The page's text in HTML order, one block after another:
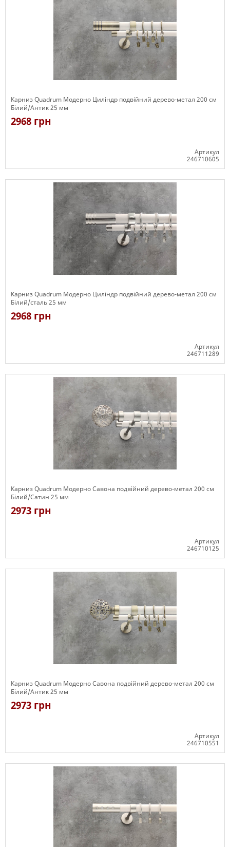
Карниз Quadrum Модерно Циліндр подвійний дерево-метал 200 см
Білий/Антик 25 мм
2968 грн
Артикул
246710605
Карниз Quadrum Модерно Циліндр подвійний дерево-метал 200 см
Білий/сталь 25 мм
2968 грн
Артикул
246711289
Карниз Quadrum Модерно Савона подвійний дерево-метал 200 см
Білий/Сатин 25 мм
2973 грн
Артикул
246710125
Карниз Quadrum Модерно Савона подвійний дерево-метал 200 см
Білий/Антик 25 мм
2973 грн
Артикул
246710551